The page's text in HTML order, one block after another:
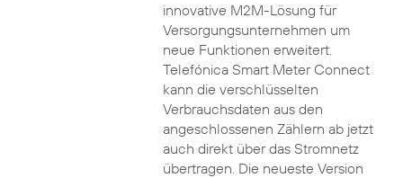
innovative M2M-Lösung für
Versorgungsunternehmen um
neue Funktionen erweitert.
Telefónica Smart Meter Connect
kann die verschlüsselten
Verbrauchsdaten aus den
angeschlossenen Zählern ab jetzt
auch direkt über das Stromnetz
übertragen. Die neueste Version